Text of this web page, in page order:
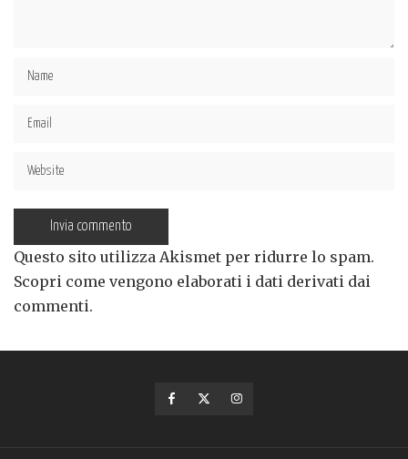
Questo sito utilizza Akismet per ridurre lo spam.
Scopri come vengono elaborati i dati derivati dai
commenti.